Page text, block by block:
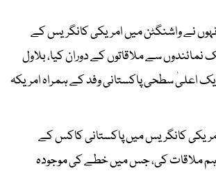
نے واشنگٹن میں امریکی کانگریس کے
نمائندوں سے ملاقاتوں کے دوران کیا، بلاول
ایک اعلیٰ سطحی پاکستانی وفد کے ہمراہ امریکہ
کانگریس میں پاکستانی کاکس کے
اہم ملاقات کی، جس میں خطے کی موجودہ